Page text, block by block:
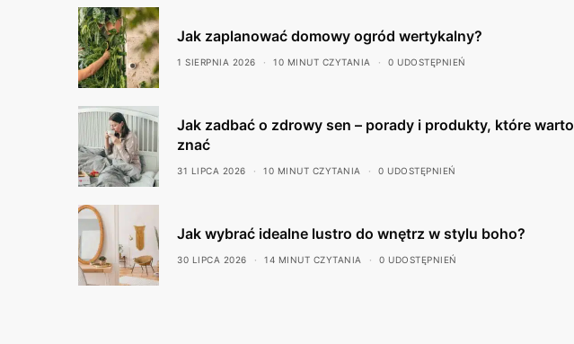
Jak zaplanować domowy ogród wertykalny?
1 SIERPNIA 2026 10 MINUT CZYTANIA 0 UDOSTĘPNIEŃ
Jak zadbać o zdrowy sen – porady i produkty, które warto
znać
31 LIPCA 2026 10 MINUT CZYTANIA 0 UDOSTĘPNIEŃ
Jak wybrać idealne lustro do wnętrz w stylu boho?
30 LIPCA 2026 14 MINUT CZYTANIA 0 UDOSTĘPNIEŃ